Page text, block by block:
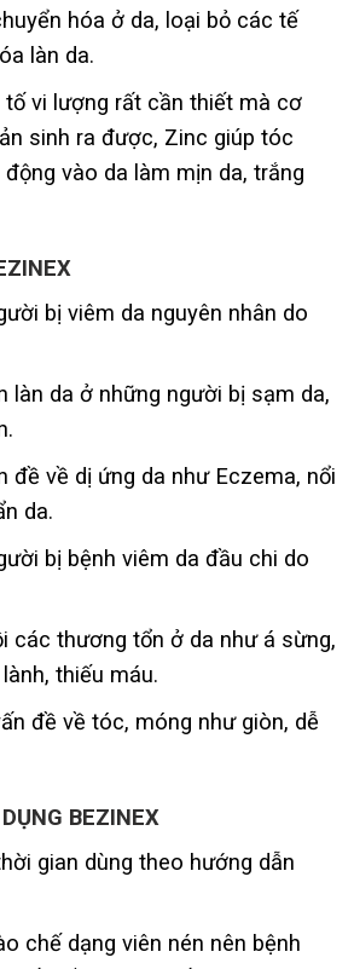
hóa ở da, loại bỏ các tế
làn da.
tố vi lượng rất cần thiết mà cơ
sinh ra được, Zinc giúp tóc
vào da làm mịn da, trắng
bị viêm da nguyên nhân do
làn da ở những người bị sạm da,
đề về dị ứng da như Eczema, nổi
da.
bị bệnh viêm da đầu chi do
các thương tổn ở da như á sừng,
thiếu máu.
đề về tóc, móng như giòn, dễ
BEZINEX
gian dùng theo hướng dẫn
chế dạng viên nén nên bệnh